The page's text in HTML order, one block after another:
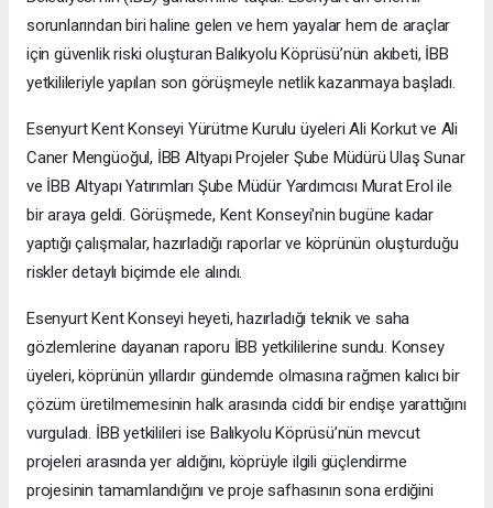
sorunlarından biri haline gelen ve hem yayalar hem de araçlar
için güvenlik riski oluşturan Balıkyolu Köprüsü’nün akıbeti, İBB
yetkilileriyle yapılan son görüşmeyle netlik kazanmaya başladı.
Esenyurt Kent Konseyi Yürütme Kurulu üyeleri Ali Korkut ve Ali
Caner Mengüoğul, İBB Altyapı Projeler Şube Müdürü Ulaş Sunar
ve İBB Altyapı Yatırımları Şube Müdür Yardımcısı Murat Erol ile
bir araya geldi. Görüşmede, Kent Konseyi'nin bugüne kadar
yaptığı çalışmalar, hazırladığı raporlar ve köprünün oluşturduğu
riskler detaylı biçimde ele alındı.
Esenyurt Kent Konseyi heyeti, hazırladığı teknik ve saha
gözlemlerine dayanan raporu İBB yetkililerine sundu. Konsey
üyeleri, köprünün yıllardır gündemde olmasına rağmen kalıcı bir
çözüm üretilmemesinin halk arasında ciddi bir endişe yarattığını
vurguladı. İBB yetkilileri ise Balıkyolu Köprüsü’nün mevcut
projeleri arasında yer aldığını, köprüyle ilgili güçlendirme
projesinin tamamlandığını ve proje safhasının sona erdiğini